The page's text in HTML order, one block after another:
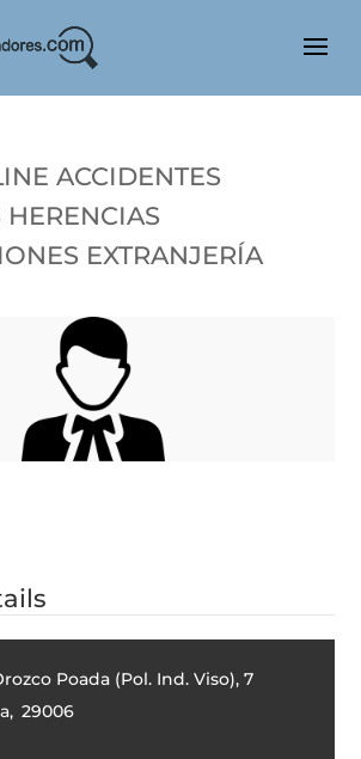
Accidentes
Extranjería
Poada (Pol. Ind. Viso), 7
, 29006